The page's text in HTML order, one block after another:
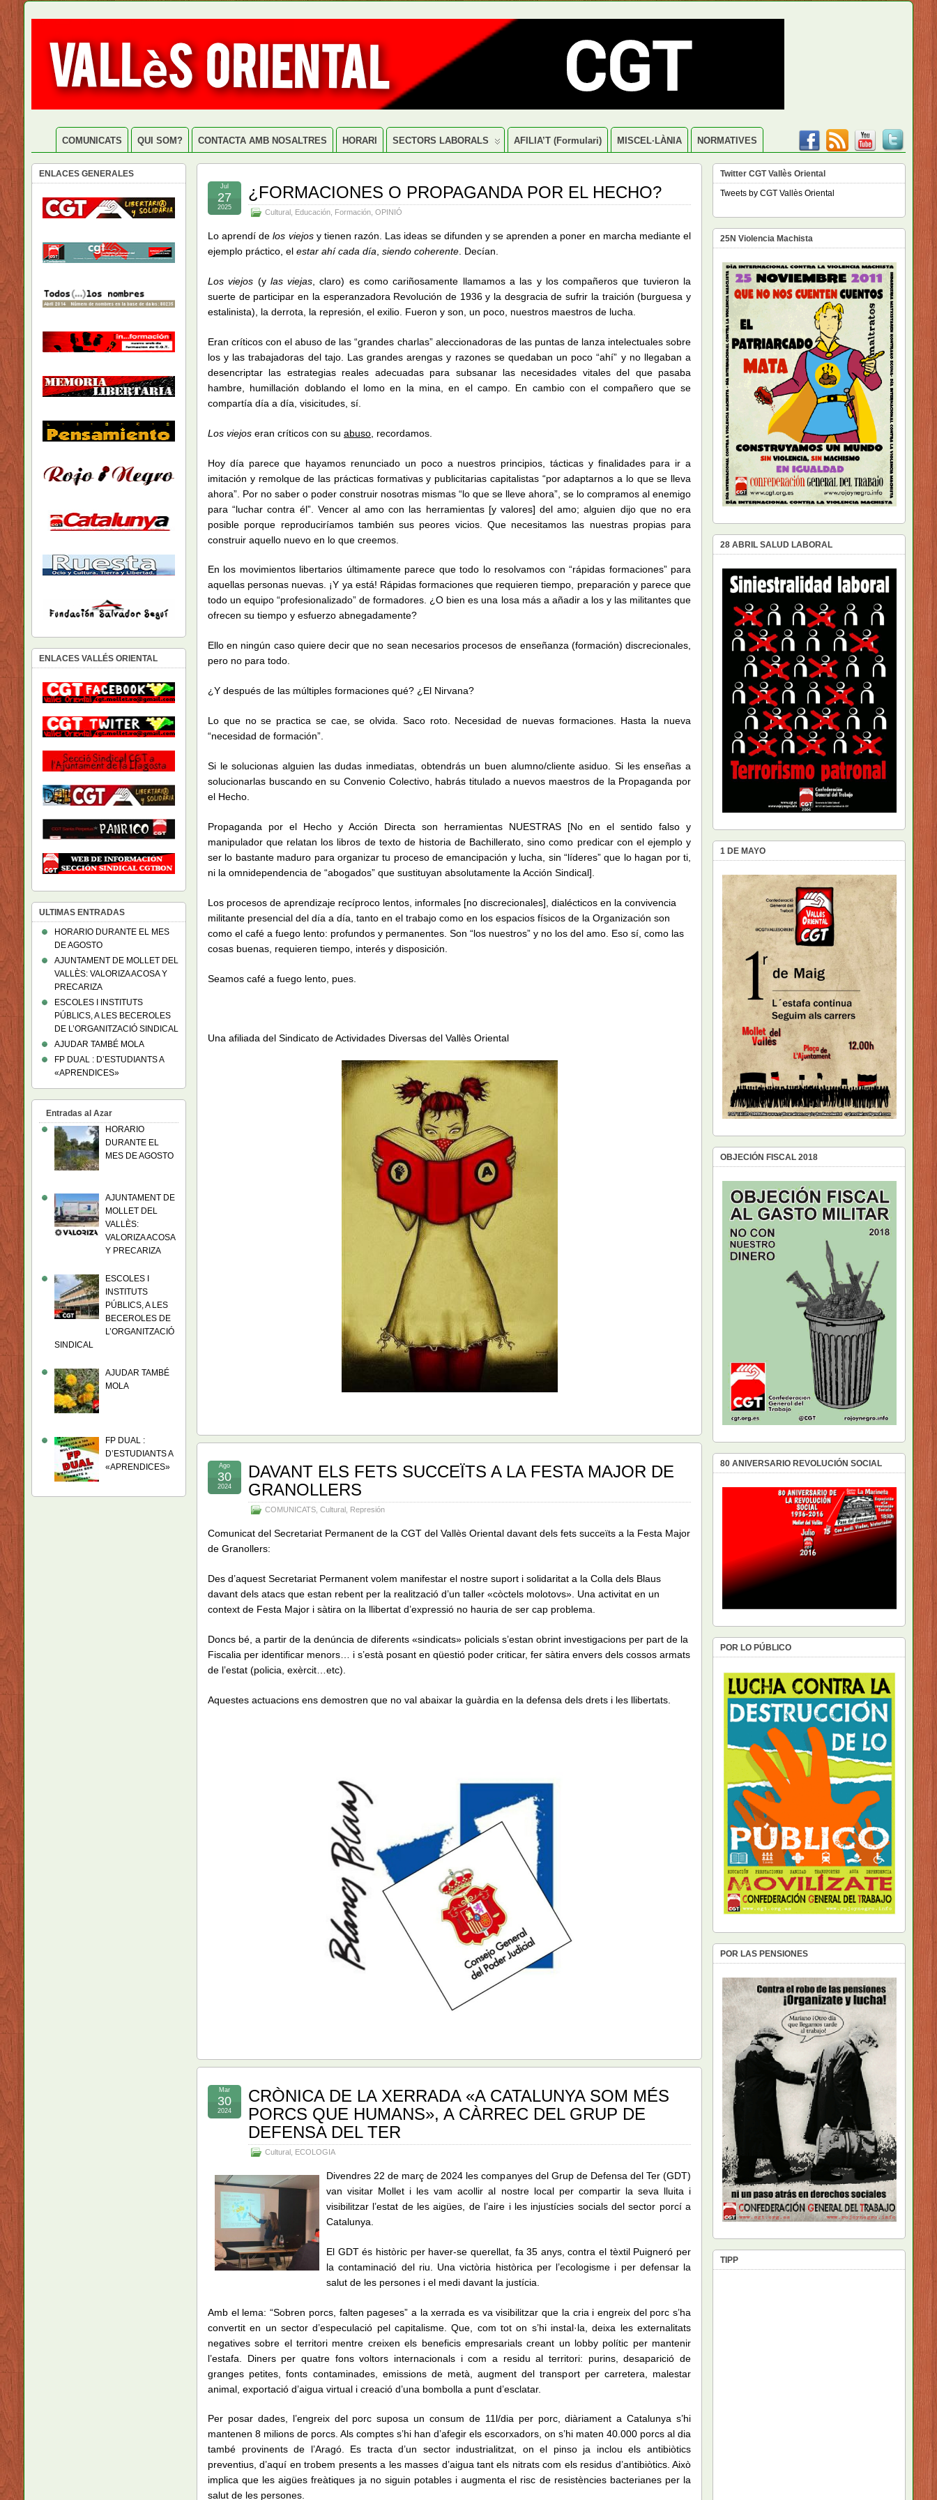
COMUNICATS QUI SOM? CONTACTA AMB NOSALTRES HORARI SECTORS LABORALS AFILIA’T (formulari) MISCEL·LÀNIA NORMATIVES
¿FORMACIONES O PROPAGANDA POR EL HECHO?
Cultural Educación Formación OPINIÓ
Jul
27
2025
Lo aprendí delos viejosy tienen razón. Las ideas se difunden y se aprenden a poner en marcha mediante el
ejemplo práctico, el estar ahí cada día siendo coherente . Decían.
Los viejos (y las viejas , claro) es como cariñosamente llamamos a las y los compañeros que tuvieron la
suerte de participar en la esperanzadora Revolución de 1936 y la desgracia de sufrir la traición (burguesa y
estalinista), la derrota, la represión, el exilio. Fueron y son, un poco, nuestros maestros de lucha.
Eran críticos con el abuso de las “grandes charlas” aleccionadoras de las puntas de lanza intelectuales sobre
los y las trabajadoras del tajo. Las grandes arengas y razones se quedaban un poco “ahí” y no llegaban a
desencriptar las estrategias reales adecuadas para subsanar las necesidades vitales del que pasaba
hambre, humillación doblando el lomo en la mina, en el campo. En cambio con el compañero que se
compartía día a día, visicitudes, sí.
Los viejos eran críticos con su abuso , recordamos.
Hoy día parece que hayamos renunciado un poco a nuestros principios, tácticas y finalidades para ir a
imitación y remolque de las prácticas formativas y publicitarias capitalistas “por adaptarnos a lo que se lleva
ahora”. Por no saber o poder construir nosotras mismas “lo que se lleve ahora”, se lo compramos al enemigo
para “luchar contra él”. Vencer al amo con las herramientas [y valores] del amo; alguien dijo que no era
posible porque reproduciríamos también sus peores vicios. Que necesitamos las nuestras propias para
construir aquello nuevo en lo que creemos.
En los movimientos libertarios últimamente parece que todo lo resolvamos con “rápidas formaciones” para
aquellas personas nuevas. ¡Y ya está! Rápidas formaciones que requieren tiempo, preparación y parece que
todo un equipo “profesionalizado” de formadores. ¿O bien es una losa más a añadir a los y las militantes que
ofrecen su tiempo y esfuerzo abnegadamente?
Ello en ningún caso quiere decir que no sean necesarios procesos de enseñanza (formación) discrecionales,
pero no para todo.
¿Y después de las múltiples formaciones qué? ¿El Nirvana?
Lo que no se practica se cae, se olvida. Saco roto. Necesidad de nuevas formaciones. Hasta la nueva
“necesidad de formación”.
Si le solucionas alguien las dudas inmediatas, obtendrás un buen alumno/cliente asiduo. Si les enseñas a
solucionarlas buscando en su Convenio Colectivo, habrás titulado a nuevos maestros de la Propaganda por
el Hecho.
Propaganda por el Hecho y Acción Directa son herramientas NUESTRAS [No en el sentido falso y
manipulador que relatan los libros de texto de historia de Bachillerato, sino como predicar con el ejemplo y
ser lo bastante maduro para organizar tu proceso de emancipación y lucha, sin “líderes” que lo hagan por ti,
ni la omnidependencia de “abogados” que sustituyan absolutamente la Acción Sindical].
Los procesos de aprendizaje recíproco lentos, informales [no discrecionales], dialécticos en la convivencia
militante presencial del día a día, tanto en el trabajo como en los espacios físicos de la Organización son
como el café a fuego lento: profundos y permanentes. Son “los nuestros” y no los del amo. Eso sí, como las
cosas buenas, requieren tiempo, interés y disposición.
Seamos café a fuego lento, pues.
Una afiliada del Sindicato de Actividades Diversas del Vallès Oriental
DAVANT ELS FETS SUCCEÏTS A LA FESTA MAJOR DE
GRANOLLERS
COMUNICATS Cultural Represión
Ago
30
2024
Comunicat del Secretariat Permanent de la CGT del Vallès Oriental davant dels fets succeïts a la Festa Major
de Granollers:
Des d’aquest Secretariat Permanent volem manifestar el nostre suport i solidaritat a la Colla dels Blaus
davant dels atacs que estan rebent per la realització d’un taller «còctels molotovs». Una activitat en un
context de Festa Major i sàtira on la llibertat d’expressió no hauria de ser cap problema.
Doncs bé, a partir de la denúncia de diferents «sindicats» policials s’estan obrint investigacions per part de la
Fiscalia per identificar menors… i s’està posant en qüestió poder criticar, fer sàtira envers dels cossos armats
de l’estat (policia, exèrcit…etc).
Aquestes actuacions ens demostren que no val abaixar la guàrdia en la defensa dels drets i les llibertats.
CRÒNICA DE LA XERRADA «A CATALUNYA SOM MÉS
PORCS QUE HUMANS», A CÀRREC DEL GRUP DE
DEFENSA DEL TER
Cultural ECOLOGIA
Mar
30
2024
Divendres 22 de març de 2024 les companyes del Grup de Defensa del Ter (GDT)
van visitar Mollet i les vam acollir al nostre local per compartir la seva lluita i
visibilitzar l’estat de les aigües, de l’aire i les injustícies socials del sector porcí a
Catalunya.
El GDT és històric per haver-se querellat, fa 35 anys, contra el tèxtil Puigneró per
la contaminació del riu. Una victòria històrica per l’ecologisme i per defensar la
salut de les persones i el medi davant la justícia.
Amb el lema: “Sobren porcs, falten pageses” a la xerrada es va visibilitzar que la cria i engreix del porc s’ha
convertit en un sector d’especulació pel capitalisme. Que, com tot on s’hi instal·la, deixa les externalitats
negatives sobre el territori mentre creixen els beneficis empresarials creant un lobby polític per mantenir
l’estafa. Diners per quatre fons voltors internacionals i com a residu al territori: purins, desaparició de
granges petites, fonts contaminades, emissions de metà, augment del transport per carretera, malestar
animal, exportació d’aigua virtual i creació d’una bombolla a punt d’esclatar.
Per posar dades, l’engreix del porc suposa un consum de 11l/dia per porc, diàriament a Catalunya s’hi
mantenen 8 milions de porcs. Als comptes s’hi han d’afegir els escorxadors, on s’hi maten 40.000 porcs al dia
també provinents de l’Aragó. Es tracta d’un sector industrialitzat, on el pinso ja inclou els antibiòtics
preventius, d’aquí en trobem presents a les masses d’aigua tant els nitrats com els residus d’antibiòtics. Això
implica que les aigües freàtiques ja no siguin potables i augmenta el risc de resistències bacterianes per la
salut de les persones.
ENLACES GENERALES
ENLACES VALLÉS ORIENTAL
ULTIMAS ENTRADAS
HORARIO DURANTE EL MES
DE AGOSTO
AJUNTAMENT DE MOLLET DEL
VALLÈS: VALORIZA ACOSA Y
PRECARIZA
ESCOLES I INSTITUTS
PÚBLICS, A LES BECEROLES
DE L’ORGANITZACIÓ SINDICAL
AJUDAR TAMBÉ MOLA
FP DUAL : D’ESTUDIANTS A
«APRENDICES»
Entradas al Azar
HORARIO
DURANTE EL
MES DE AGOSTO
AJUNTAMENT DE
MOLLET DEL
VALLÈS:
VALORIZA ACOSA
Y PRECARIZA
ESCOLES I
INSTITUTS
PÚBLICS, A LES
BECEROLES DE
L’ORGANITZACIÓ
SINDICAL
AJUDAR TAMBÉ
MOLA
FP DUAL :
D’ESTUDIANTS A
«APRENDICES»
Twitter CGT Vallès Oriental
Tweets by CGT Vallès Oriental
25N Violencia Machista
28 ABRIL SALUD LABORAL
1 DE MAYO
OBJECIÓN FISCAL 2018
80 ANIVERSARIO REVOLUCIÓN SOCIAL
POR LO PÚBLICO
POR LAS PENSIONES
TIPP